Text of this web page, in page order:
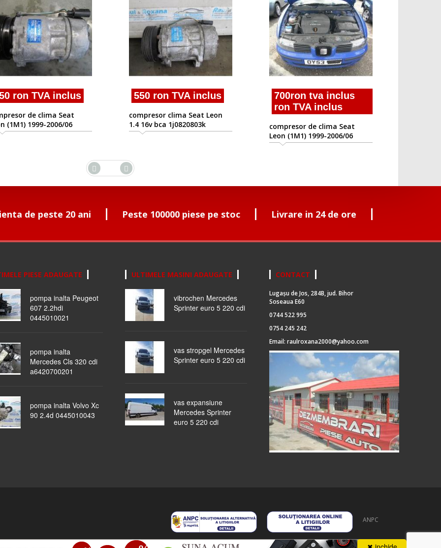
ron TVA inclus
de clima Seat
(1M1) 1999-2006/06
550 ron TVA inclus
compresor clima Seat Leon
1.4 16v bca 1j0820803k
700ron tva inclus
ron TVA inclus
compresor de clima Seat
Leon (1M1) 1999-2006/06
de peste 20 ani Peste 100000 piese pe stoc Livrare in 24 de ore
PIESE ADAUGATE
pompa inalta Peugeot
607 2.2hdi
0445010021
pompa inalta
Mercedes Cls 320 cdi
a6420700201
pompa inalta Volvo Xc
90 2.4d 0445010043
ULTIMELE MASINI ADAUGATE
vibrochen Mercedes
Sprinter euro 5 220 cdi
vas stropgel Mercedes
Sprinter euro 5 220 cdi
vas expansiune
Mercedes Sprinter
euro 5 220 cdi
CONTACT
Lugașu de Jos, 284B, jud. Bihor
Soseaua E60
0744 522 995
0754 245 242
Email: raulroxana2000@yahoo.com
ANPC
piese auto masini dezmembrate ocazii lichidari stoc despre noi formular cerere autentificare contact